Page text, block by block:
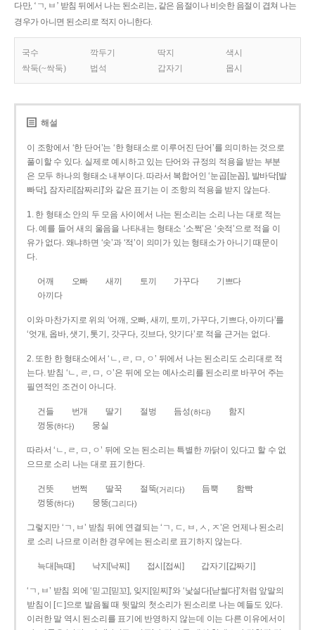
다만, ‘ㄱ, ㅂ’ 받침 뒤에서 나는 된소리는, 같은 음절이나 비슷한 음절이 겹쳐 나는
경우가 아니면 된소리로 적지 아니한다.
국수 깍두기 딱지
색시
싹둑(~싹둑)
법석 갑자기 몹시
해설
이 조항에서 ‘한 단어’는 ‘한 형태소로 이루어진 단어’를 의미하는 것으로
풀이할 수 있다. 실제로 예시하고 있는 단어와 규정의 적용을 받는 부분
은 모두 하나의 형태소 내부이다. 따라서 복합어인 ‘눈곱[눈꼽], 발바닥[발
빠닥], 잠자리[잠짜리]’와 같은 표기는 이 조항의 적용을 받지 않는다.
1. 한 형태소 안의 두 모음 사이에서 나는 된소리는 소리 나는 대로 적는
다. 예를 들어 새의 울음을 나타내는 형태소 ‘소쩍’은 ‘솟적’으로 적을 이
유가 없다. 왜냐하면 ‘솟’과 ‘적’이 의미가 있는 형태소가 아니기 때문이
다.
어깨 오빠 새끼 토끼 가꾸다
기쁘다
아끼다
이와 마찬가지로 위의 ‘어깨, 오빠, 새끼, 토끼, 가꾸다, 기쁘다, 아끼다’를
‘엇개, 옵바, 샛기, 톳기, 갓구다, 깃브다, 앗기다’로 적을 근거는 없다.
2. 또한 한 형태소에서 ‘ㄴ, ㄹ, ㅁ, ㅇ’ 뒤에서 나는 된소리도 소리대로 적
는다. 받침 ‘ㄴ, ㄹ, ㅁ, ㅇ’은 뒤에 오는 예사소리를 된소리로 바꾸어 주는
필연적인 조건이 아니다.
건들 번개 딸기 절벙 듬성(하다)
함지
껑둥(하다) 뭉실
따라서 ‘ㄴ, ㄹ, ㅁ, ㅇ’ 뒤에 오는 된소리는 특별한 까닭이 있다고 할 수 없
으므로 소리 나는 대로 표기한다.
건뜻 번쩍 딸꾹 절뚝(거리다) 듬뿍
함빡
껑뚱(하다) 뭉뚱(그리다)
그렇지만 ‘ㄱ, ㅂ’ 받침 뒤에 연결되는 ‘ㄱ, ㄷ, ㅂ, ㅅ, ㅈ’은 언제나 된소리
로 소리 나므로 이러한 경우에는 된소리로 표기하지 않는다.
늑대[늑때] 낙지[낙찌] 접시[접씨] 갑자기[갑짜기]
‘ㄱ, ㅂ’ 받침 외에 ‘믿고[믿꼬], 잊지[읻찌]’와 ‘낯설다[낟썰다]’처럼 앞말의
받침이 [ㄷ]으로 발음될 때 뒷말의 첫소리가 된소리로 나는 예들도 있다.
이러한 말 역시 된소리를 표기에 반영하지 않는데 이는 다른 이유에서이